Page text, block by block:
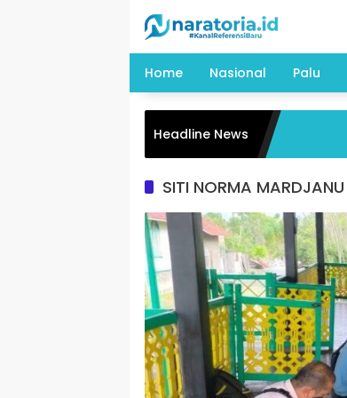
Home Nasional Palu
Headline News
SITI NORMA MARDJANU